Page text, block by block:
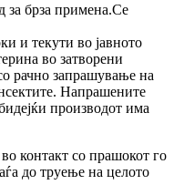
брза примена.Се
и текути во јавното
во затворени
рачно запрашување на
Напрашените
производот има
контакт со прашокот го
до труење на целото